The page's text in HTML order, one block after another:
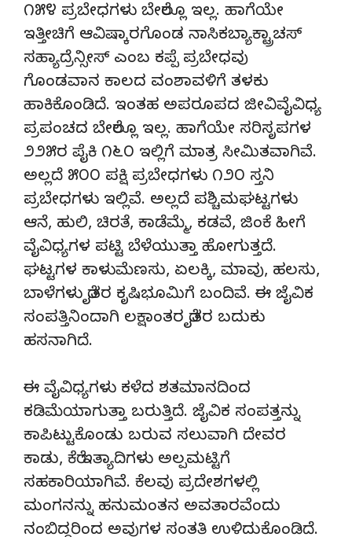
೧೫೪ ಪ್ರಬೇಧಗಳು ಬೇರೆಲ್ಲೂ ಇಲ್ಲ. ಹಾಗೆಯೇ
ಇತ್ತೀಚಿಗೆ ಆವಿಷ್ಕಾರಗೊಂಡ ನಾಸಿಕಬ್ಯಾಕ್ಟ್ರಾಚಸ್
ಸಹ್ಯಾದ್ರೆನ್ಸೀಸ್ ಎಂಬ ಕಪ್ಪೆ ಪ್ರಬೇಧವು
ಗೊಂಡವಾನ ಕಾಲದ ವಂಶಾವಳಿಗೆ ತಳಕು
ಹಾಕಿಕೊಂಡಿದೆ. ಇಂತಹ ಅಪರೂಪದ ಜೀವಿವೈವಿಧ್ಯ
ಪ್ರಪಂಚದ ಬೇರೆಲ್ಲೂ ಇಲ್ಲ. ಹಾಗೆಯೇ ಸರಿಸೃಪಗಳ
೨೨೫ರ ಪೈಕಿ ೧೬೦ ಇಲ್ಲಿಗೆ ಮಾತ್ರ ಸೀಮಿತವಾಗಿವೆ.
ಅಲ್ಲದೆ ೫೦೦ ಪಕ್ಷಿ ಪ್ರಬೇಧಗಳು ೧೨೦ ಸ್ತನಿ
ಪ್ರಬೇಧಗಳು ಇಲ್ಲಿವೆ. ಅಲ್ಲದೆ ಪಶ್ಚಿಮಘಟ್ಟಗಳು
ಆನೆ, ಹುಲಿ, ಚಿರತೆ, ಕಾಡೆಮ್ಮೆ, ಕಡವೆ, ಜಿಂಕೆ ಹೀಗೆ
ವೈವಿಧ್ಯಗಳ ಪಟ್ಟಿ ಬೆಳೆಯುತ್ತಾ ಹೋಗುತ್ತದೆ.
ಘಟ್ಟಗಳ ಕಾಳುಮೆಣಸು, ಏಲಕ್ಕಿ, ಮಾವು, ಹಲಸು,
ಬಾಳೆಗಳು ರೈತರ ಕೃಷಿಭೂಮಿಗೆ ಬಂದಿವೆ. ಈ ಜೈವಿಕ
ಸಂಪತ್ತಿನಿಂದಾಗಿ ಲಕ್ಷಾಂತರ ರೈತರ ಬದುಕು
ಹಸನಾಗಿದೆ.
ಈ ವೈವಿಧ್ಯಗಳು ಕಳೆದ ಶತಮಾನದಿಂದ
ಕಡಿಮೆಯಾಗುತ್ತಾ ಬರುತ್ತಿದೆ. ಜೈವಿಕ ಸಂಪತ್ತನ್ನು
ಕಾಪಿಟ್ಟುಕೊಂಡು ಬರುವ ಸಲುವಾಗಿ ದೇವರ
ಕಾಡು, ಕೆರೆ ಇತ್ಯಾದಿಗಳು ಅಲ್ಪಮಟ್ಟಿಗೆ
ಸಹಕಾರಿಯಾಗಿವೆ. ಕೆಲವು ಪ್ರದೇಶಗಳಲ್ಲಿ
ಮಂಗನನ್ನು ಹನುಮಂತನ ಅವತಾರವೆಂದು
ನಂಬಿದ್ದರಿಂದ ಅವುಗಳ ಸಂತತಿ ಉಳಿದುಕೊಂಡಿದೆ.